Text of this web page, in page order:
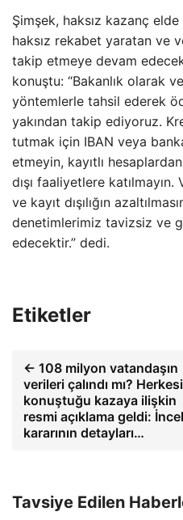
Şimşek, haksız kazanç
haksız rekabet yaratan ve
takip etmeye devam
konuştu: “Bakanlık olarak
yöntemlerle tahsil ederek
yakından takip ediyoruz.
tutmak için IBAN veya
etmeyin, kayıtlı
dışı faaliyetlere katılmayın.
ve kayıt dışılığın
denetimlerimiz tavizsiz ve
edecektir.” dedi.
Etiketler
← 108 milyon vatandaşın
verileri çalındı ​​mı?
konuştuğu kazaya ilişkin
resmi açıklama geldi:
kararının detayları…
Tavsiye Edilen